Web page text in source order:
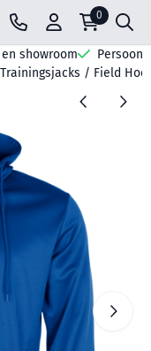
instellingen of sta
0
showroom
Trainingsjacks / Field